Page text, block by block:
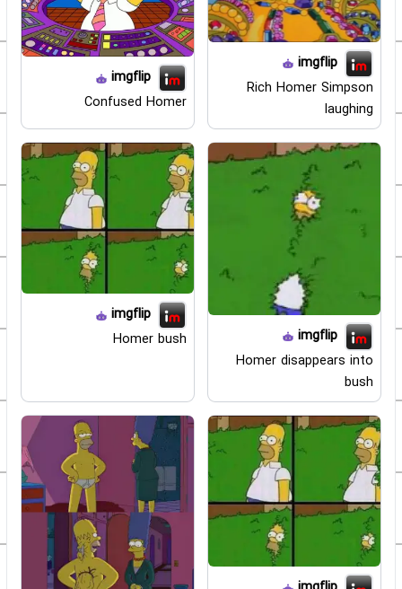
imgflip
Rich Homer Simpson
laughing
imgflip
Confused Homer
imgflip
Homer disappears into
bush
imgflip
Homer bush